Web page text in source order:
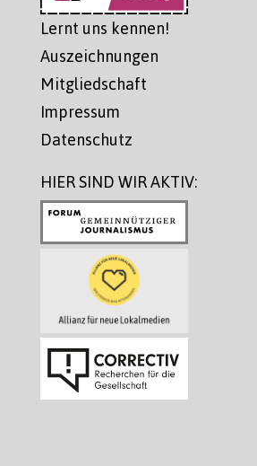
Lernt uns kennen!
Auszeichnungen
Mitgliedschaft
Impressum
Datenschutz
HIER SIND WIR AKTIV: